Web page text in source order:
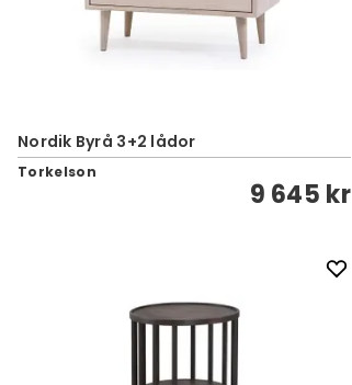
Nordik Byrå 3+2 lådor
Torkelson
9 645 kr